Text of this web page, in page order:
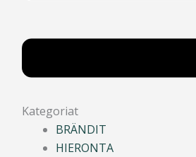
Kategoriat
BRÄNDIT
HIERONTA